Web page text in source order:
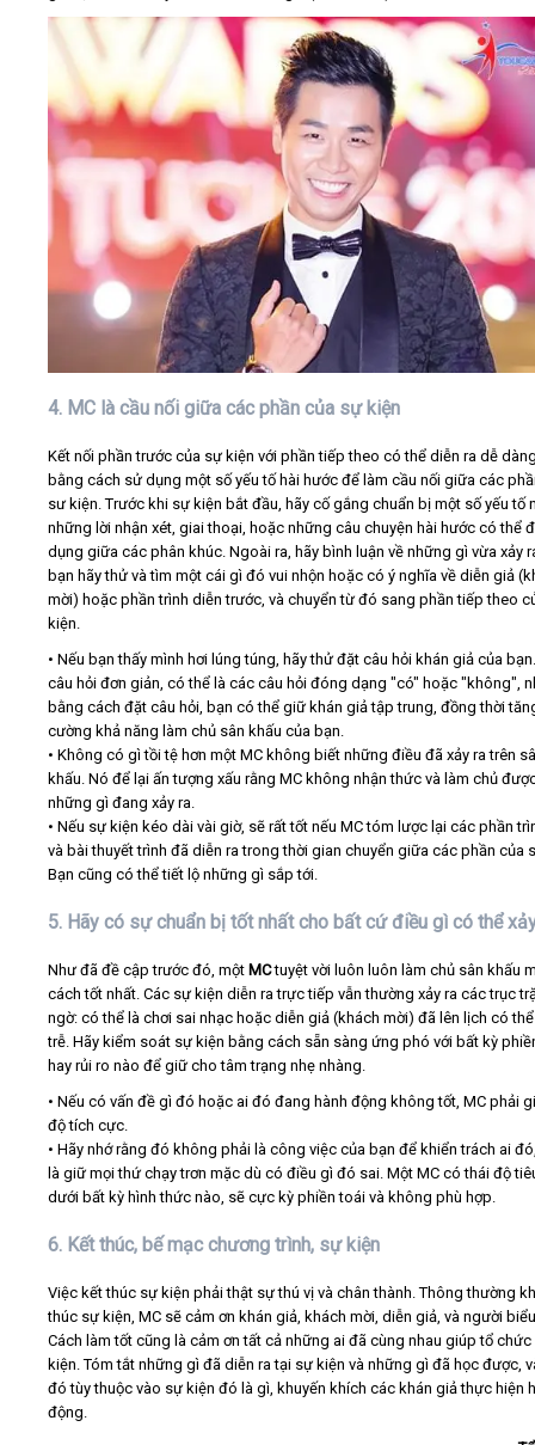
4. MC là cầu nối giữa các phần của sự kiện
Kết nối phần trước của sự kiện với phần tiếp theo có thể diễn ra dễ
bằng cách sử dụng một số yếu tố hài hước để làm cầu nối giữa các
sư kiện. Trước khi sự kiện bắt đầu, hãy cố gắng chuẩn bị một số yếu tố
những lời nhận xét, giai thoại, hoặc những câu chuyện hài hước có thể
dụng giữa các phân khúc. Ngoài ra, hãy bình luận về những gì vừa xảy
bạn hãy thử và tìm một cái gì đó vui nhộn hoặc có ý nghĩa về diễn giả
mời) hoặc phần trình diễn trước, và chuyển từ đó sang phần tiếp theo
kiện.
• Nếu bạn thấy mình hơi lúng túng, hãy thử đặt câu hỏi khán giả của
câu hỏi đơn giản, có thể là các câu hỏi đóng dạng "có" hoặc "không",
bằng cách đặt câu hỏi, bạn có thể giữ khán giả tập trung, đồng thời
cường khả năng làm chủ sân khấu của bạn.
• Không có gì tồi tệ hơn một MC không biết những điều đã xảy ra trên
khấu. Nó để lại ấn tượng xấu rằng MC không nhận thức và làm chủ
những gì đang xảy ra.
• Nếu sự kiện kéo dài vài giờ, sẽ rất tốt nếu MC tóm lược lại các phần
và bài thuyết trình đã diễn ra trong thời gian chuyển giữa các phần của
Bạn cũng có thể tiết lộ những gì sắp tới.
5. Hãy có sự chuẩn bị tốt nhất cho bất cứ điều gì có thể
Như đã đề cập trước đó, một MCtuyệt vời luôn luôn làm chủ sân khấu
cách tốt nhất. Các sự kiện diễn ra trực tiếp vẫn thường xảy ra các trục
ngờ: có thể là chơi sai nhạc hoặc diễn giả (khách mời) đã lên lịch có
trễ. Hãy kiểm soát sự kiện bằng cách sẵn sàng ứng phó với bất kỳ
hay rủi ro nào để giữ cho tâm trạng nhẹ nhàng.
• Nếu có vấn đề gì đó hoặc ai đó đang hành động không tốt, MC phải
độ tích cực.
• Hãy nhớ rằng đó không phải là công việc của bạn để khiển trách ai
là giữ mọi thứ chạy trơn mặc dù có điều gì đó sai. Một MC có thái độ
dưới bất kỳ hình thức nào, sẽ cực kỳ phiền toái và không phù hợp.
6. Kết thúc, bế mạc chương trình, sự kiện
Việc kết thúc sự kiện phải thật sự thú vị và chân thành. Thông thường
thúc sự kiện, MC sẽ cảm ơn khán giả, khách mời, diễn giả, và người
Cách làm tốt cũng là cảm ơn tất cả những ai đã cùng nhau giúp tổ
kiện. Tóm tắt những gì đã diễn ra tại sự kiện và những gì đã học được,
đó tùy thuộc vào sự kiện đó là gì, khuyến khích các khán giả thực hiện
động.